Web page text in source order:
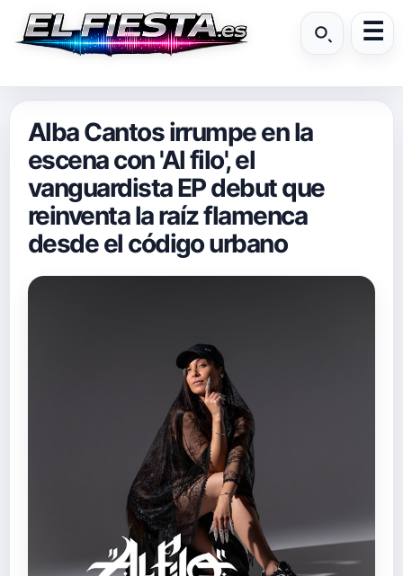
Alba Cantos irrumpe en la
escena con 'Al filo', el
vanguardista EP debut que
reinventa la raíz flamenca
desde el código urbano